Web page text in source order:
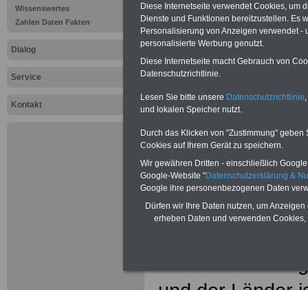
Wissenswertes
Zahlen Daten Fakten
Dialog
Service
Kontakt
>
>>>Zur
Bundes-
Diese Internetseite verwendet Cookies, um
Dienste und Funktionen bereitzustellen. Es
Personalisierung von Anzeigen verwendet
personalisierte Werbung genutzt.
Diese Internetseite macht Gebrauch von
Datenschutzrichtlinie.
Lesen Sie bitte unsere Datenschutzrichtlinie
und lokalen Speicher nutzt.
Durch das Klicken von "Zustimmung"
Cookies auf Ihrem Gerät zu speichern.
Wir gewähren Dritten - einschließlich
Google-Website "Datenschutzerklärung &
Google ihre personenbezogenen Daten
Dürfen wir Ihre Daten nutzen, um
erheben Daten und verwenden